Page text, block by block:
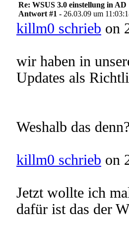
Re: WSUS 3.0 einstellung in AD
Antwort #1 - 26.03.09 um
killm0 schrieb on
wir haben in
Updates als
Weshalb das
killm0 schrieb on
Jetzt wollte ich
dafür ist das der